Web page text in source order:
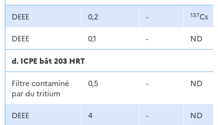
DEEE 0,2 - 137Cs
DEEE 0,1 - ND
d. ICPE bât 203 HRT
Filtre contaminé
par du tritium
0,5 - ND
DEEE 4 - ND